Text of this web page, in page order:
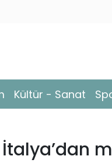
Kültür - Sanat
İtalya’dan